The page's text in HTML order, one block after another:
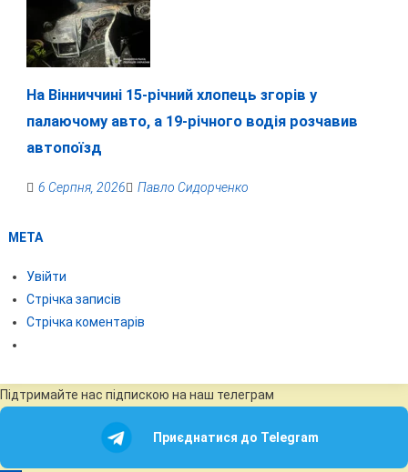
На Вінниччині 15-річний хлопець згорів у
палаючому авто, а 19-річного водія розчавив
автопоїзд
6 Серпня, 2026 Павло Сидорченко
МЕТА
Увійти
Стрічка записів
Стрічка коментарів
Підтримайте нас підпискою на наш телеграм
Приєднатися до Telegram